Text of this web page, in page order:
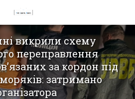
викрили схему
переправлення
за кордон під
затримано